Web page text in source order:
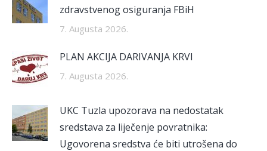
zdravstvenog osiguranja FBiH
7. Augusta 2026.
PLAN AKCIJA DARIVANJA KRVI
7. Augusta 2026.
UKC Tuzla upozorava na nedostatak
sredstava za liječenje povratnika:
Ugovorena sredstva će biti utrošena do